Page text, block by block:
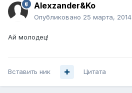
Alexzander&Ko
Опубликовано 25 марта, 2014
Ай молодец!
Вставить ник Цитата